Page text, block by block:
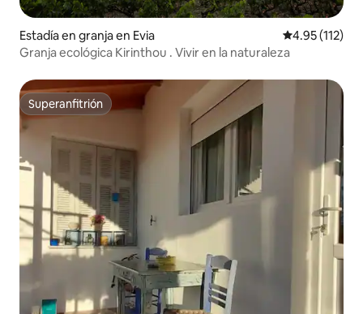
Estadía en granja en Evia Calificación
4.95 (112)
Granja ecológica Kirinthou . Vivir en la naturaleza
Superanfitrión
Superanfitrión